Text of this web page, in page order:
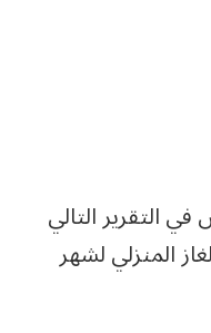
التقرير التالي
المنزلي لشهر